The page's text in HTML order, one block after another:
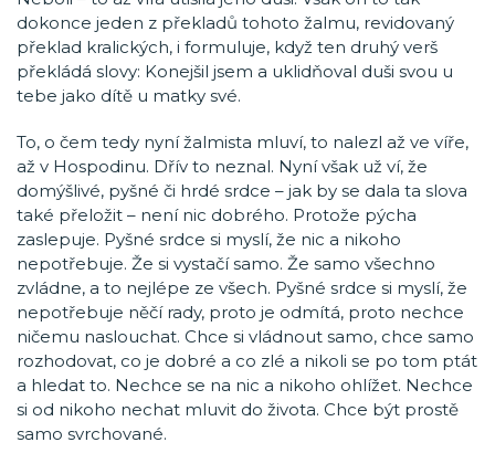
dokonce jeden z překladů tohoto žalmu, revidovaný
překlad kralických, i formuluje, když ten druhý verš
překládá slovy: Konejšil jsem a uklidňoval duši svou u
tebe jako dítě u matky své.
To, o čem tedy nyní žalmista mluví, to nalezl až ve víře,
až v Hospodinu. Dřív to neznal. Nyní však už ví, že
domýšlivé, pyšné či hrdé srdce – jak by se dala ta slova
také přeložit – není nic dobrého. Protože pýcha
zaslepuje. Pyšné srdce si myslí, že nic a nikoho
nepotřebuje. Že si vystačí samo. Že samo všechno
zvládne, a to nejlépe ze všech. Pyšné srdce si myslí, že
nepotřebuje něčí rady, proto je odmítá, proto nechce
ničemu naslouchat. Chce si vládnout samo, chce samo
rozhodovat, co je dobré a co zlé a nikoli se po tom ptát
a hledat to. Nechce se na nic a nikoho ohlížet. Nechce
si od nikoho nechat mluvit do života. Chce být prostě
samo svrchované.